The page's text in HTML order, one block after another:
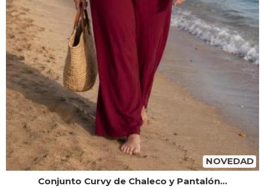
NOVEDAD
Conjunto Curvy de Chaleco y Pantalón...